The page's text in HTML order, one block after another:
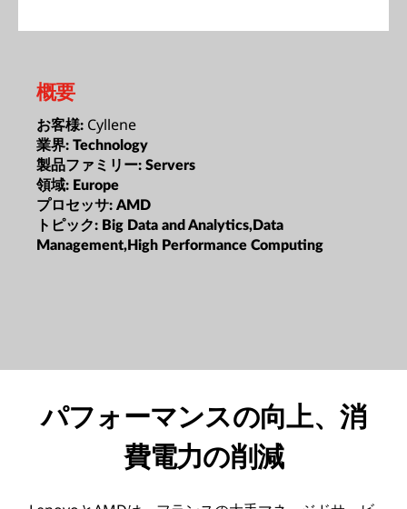
概要
お客様: Cyllene
業界: Technology
製品ファミリー: Servers
領域: Europe
プロセッサ: AMD
トピック: Big Data and Analytics,Data
Management,High Performance Computing
パフォーマンスの向上、消
費電力の削減